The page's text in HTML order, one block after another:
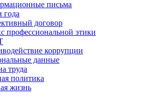
письма
года
договор
профессиональной этики
коррупции
данные
труда
политика
жизнь